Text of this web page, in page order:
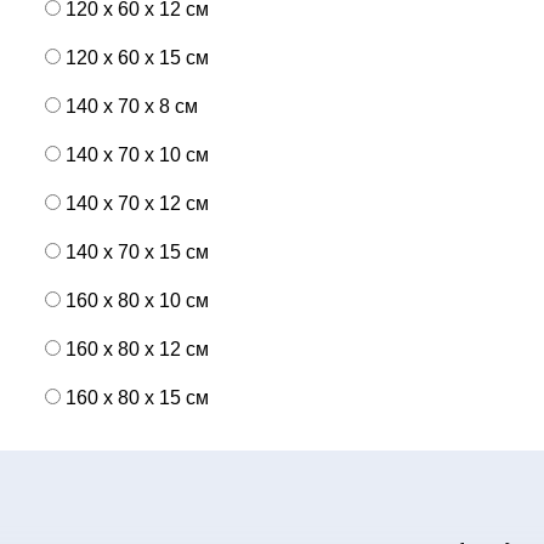
120 x 60 x 12 см
120 x 60 x 15 см
140 x 70 x 8 см
140 x 70 x 10 см
140 x 70 x 12 см
140 x 70 x 15 см
160 x 80 x 10 см
160 x 80 x 12 см
160 x 80 x 15 см